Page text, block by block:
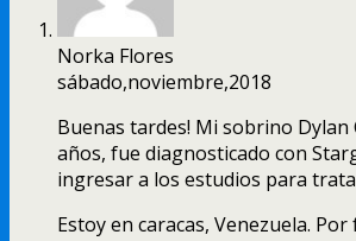
Norka Flores
sábado,noviembre,2018
Buenas tardes! Mi sobrino Dylan
años, fue diagnosticado con
ingresar a los estudios para
Estoy en caracas, Venezuela.